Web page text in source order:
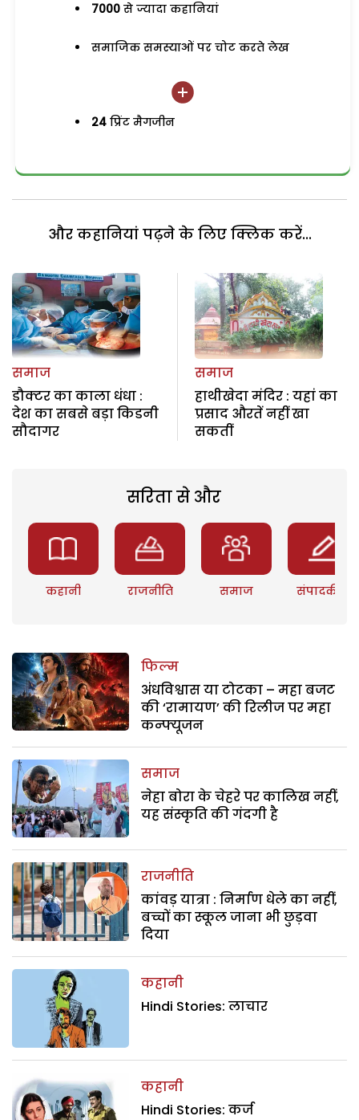
7000 से ज्यादा कहानियां
समाजिक समस्याओं पर चोट करते लेख
24 प्रिंट मैगजीन
और कहानियां पढ़ने के लिए क्लिक करें...
समाज
डौक्टर का काला धंधा :
देश का सबसे बड़ा किडनी
सौदागर
समाज
हाथीखेदा मंदिर : यहां का
प्रसाद औरतें नहीं खा
सकतीं
सरिता से और
कहानी राजनीति समाज संपादकीय
फिल्म
अंधविश्वास या टोटका – महा बजट
की ‘रामायण’ की रिलीज पर महा
कन्फ्यूजन
समाज
नेहा बोरा के चेहरे पर कालिख नहीं,
यह संस्कृति की गंदगी है
राजनीति
कांवड़ यात्रा : निर्माण धेले का नहीं,
बच्चों का स्कूल जाना भी छुड़वा
दिया
कहानी
Hindi Stories: लाचार
कहानी
Hindi Stories: कर्ज